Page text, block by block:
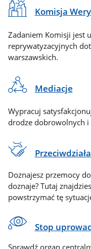
Komisja
Zadaniem Komisji jest
reprywatyzacyjnych
warszawskich.
Mediacje
Wypracuj
drodze dobrowolnych
Doznajesz przemocy
doznaje? Tutaj
powstrzymać tę
Stop